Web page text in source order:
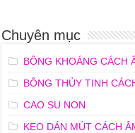
Chuyên mục
BÔNG KHOÁNG CÁCH
BÔNG THỦY TINH
CAO SU NON
KEO DÁN MÚT CÁCH